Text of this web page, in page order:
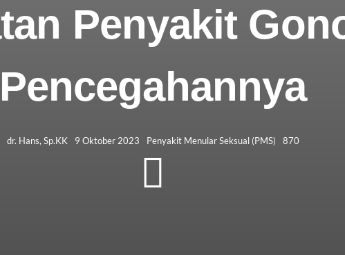
Penyakit
Pencegahannya
dr. Hans, Sp.KK 9 Oktober 2023 Penyakit Menular Seksual (PMS) 870